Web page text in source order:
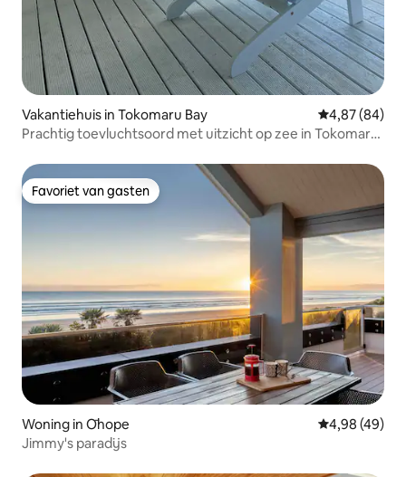
Vakantiehuis in Tokomaru Bay Gemiddelde
4,87 (84)
Prachtig toevluchtsoord met uitzicht op zee in Tokomaru
Favoriet van gasten
Favoriet van gasten
Woning in Ōhope Gemiddelde
4,98 (49)
Jimmy's paradijs